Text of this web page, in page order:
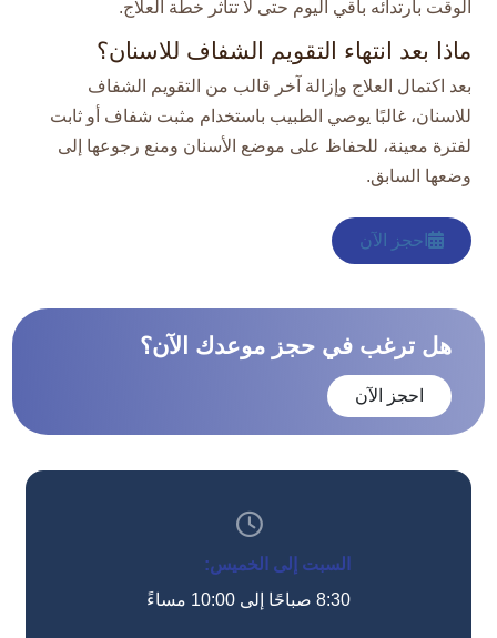
الوقت بارتدائه باقي اليوم حتى لا تتأثر خطة العلاج.​
ماذا بعد انتهاء التقويم الشفاف للاسنان؟
بعد اكتمال العلاج وإزالة آخر قالب من التقويم الشفاف
للاسنان، غالبًا يوصي الطبيب باستخدام مثبت شفاف أو ثابت
لفترة معينة، للحفاظ على موضع الأسنان ومنع رجوعها إلى
وضعها السابق.​
احجز الآن
هل ترغب في حجز موعدك الآن؟
احجز الآن
السبت إلى الخميس:
8:30 صباحًا إلى 10:00 مساءً